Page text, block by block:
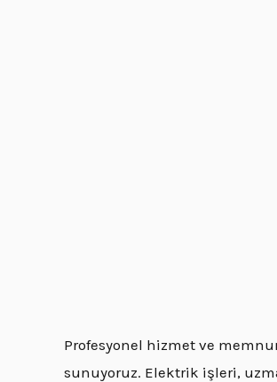
Profesyonel hizmet ve
sunuyoruz. Elektrik işleri,